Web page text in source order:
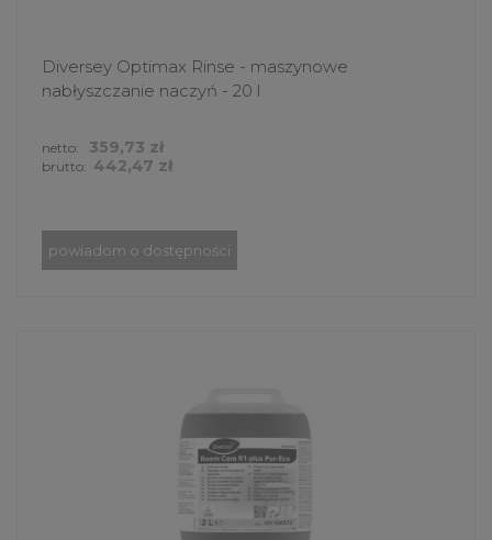
Diversey Optimax Rinse - maszynowe
nabłyszczanie naczyń - 20 l
brutto: 442,47 zł
netto: 359,73 zł
powiadom o dostępności